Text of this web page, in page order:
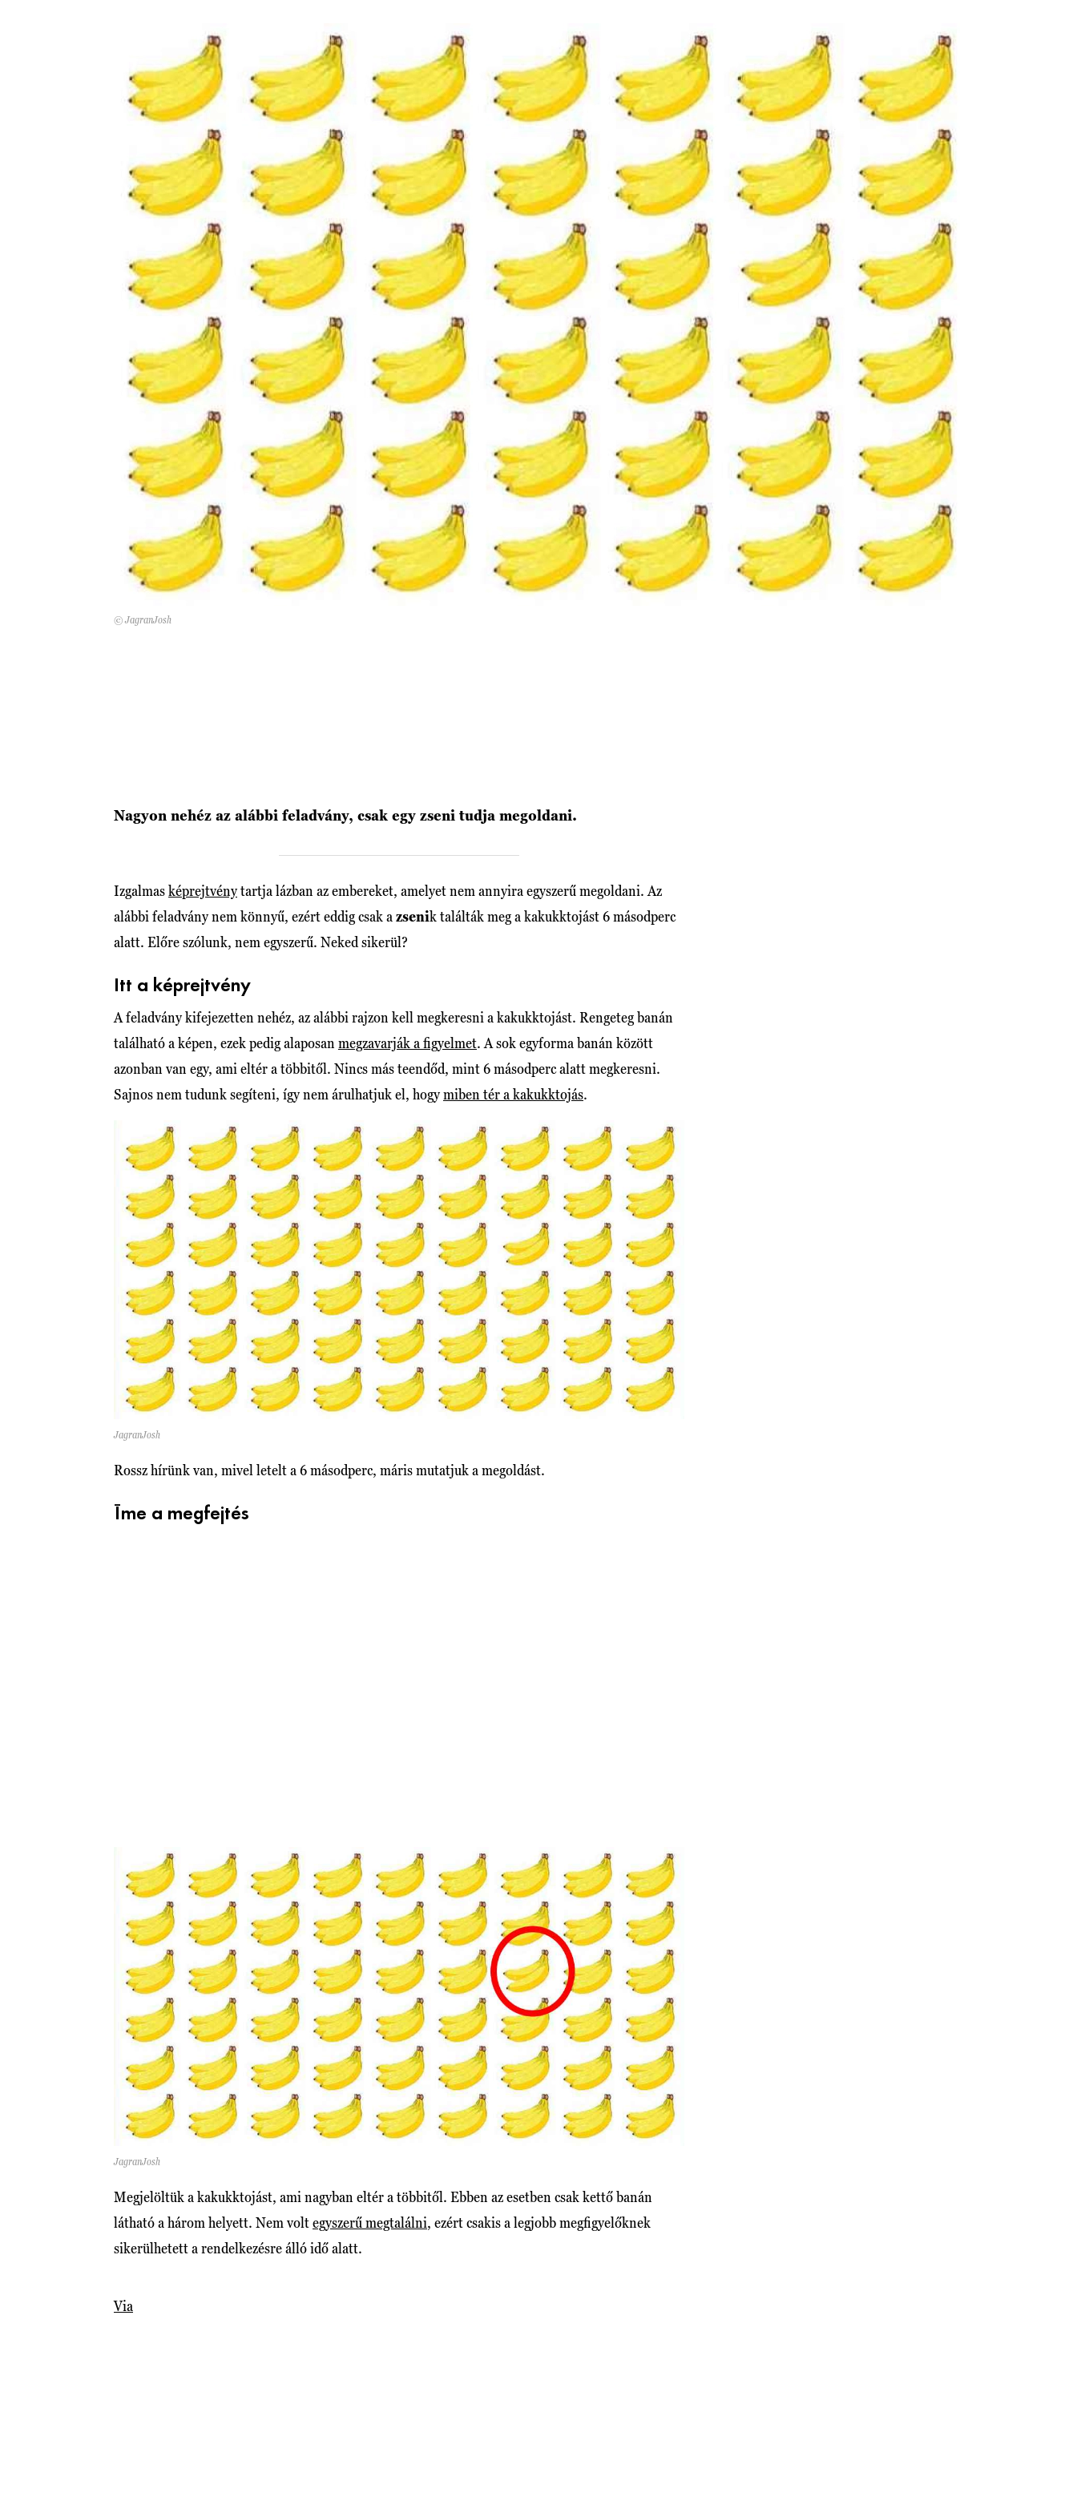
© JagranJosh
Nagyon nehéz az alábbi feladvány, csak egy zseni tudja megoldani.
Izgalmasképrejtvénytartja lázban az embereket, amelyet nem annyira egyszerű megoldani. Az
alábbi feladvány nem könnyű, ezért eddig csak a zsenik találták meg a kakukktojást 6 másodperc
alatt. Előre szólunk, nem egyszerű. Neked sikerül?
Itt a képrejtvény
A feladvány kifejezetten nehéz, az alábbi rajzon kell megkeresni a kakukktojást. Rengeteg banán
található a képen, ezek pedig alaposan megzavarják a figyelmet. A sok egyforma banán között
azonban van egy, ami eltér a többitől. Nincs más teendőd, mint 6 másodperc alatt megkeresni.
Sajnos nem tudunk segíteni, így nem árulhatjuk el, hogymiben tér a kakukktojás.
JagranJosh
Rossz hírünk van, mivel letelt a 6 másodperc, máris mutatjuk a megoldást.
Íme a megfejtés
JagranJosh
Megjelöltük a kakukktojást, ami nagyban eltér a többitől. Ebben az esetben csak kettő banán
látható a három helyett. Nem voltegyszerű megtalálni, ezért csakis a legjobb megfigyelőknek
sikerülhetett a rendelkezésre álló idő alatt.
Via